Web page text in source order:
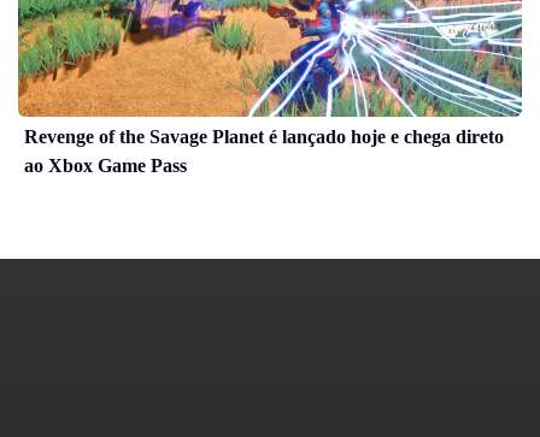
Revenge of the Savage Planet é lançado hoje e chega direto
ao Xbox Game Pass